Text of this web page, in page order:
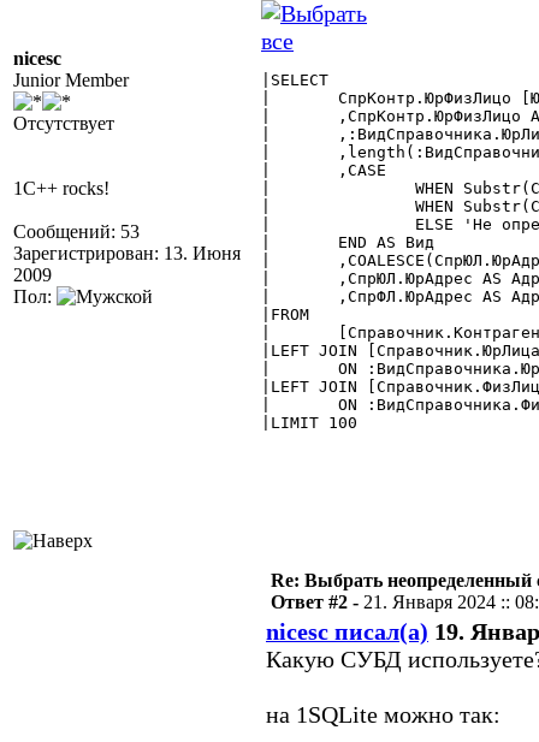
nicesc
Junior Member
Отсутствует
1C++ rocks!
Сообщений: 53
Зарегистрирован: 13. Июня
2009
Пол:
|SELECT
|FROM
|LEFT JOIN
|LEFT JOIN
|LIMIT 100
Re: Выбрать неопределенный
Ответ #2 - 21. Января 2024 ::
nicesc писал(а) 19.
Какую СУБД
на 1SQLite можно так: